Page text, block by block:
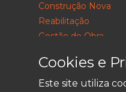
Construção Nova
Reabilitação
Gestão de Obra
Cookies e
Este site utiliza